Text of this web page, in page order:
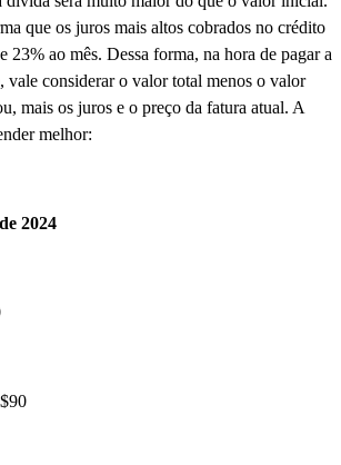
que os juros mais altos cobrados no crédito
23% ao mês. Dessa forma, na hora de pagar a
vale considerar o valor total menos o valor
mais os juros e o preço da fatura atual. A
melhor:
2024